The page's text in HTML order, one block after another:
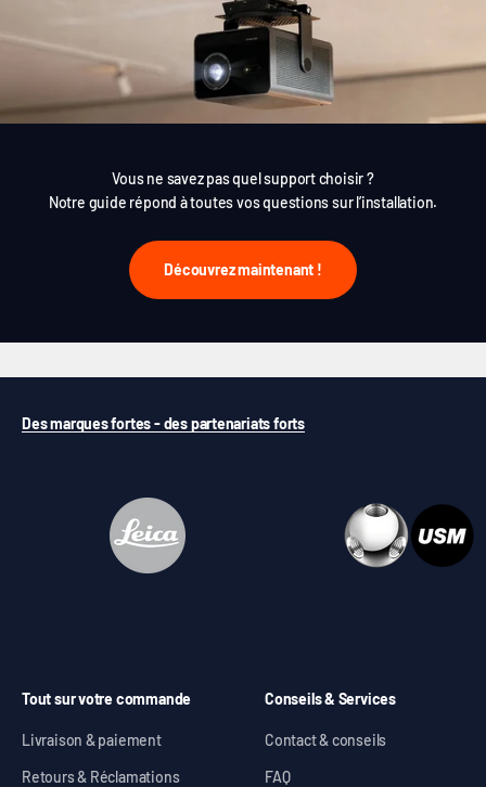
Vous ne savez pas quel support choisir ?
Notre guide répond à toutes vos questions sur l’installation.
Découvrez maintenant !
Des marques fortes - des partenariats forts
Tout sur votre commande
Livraison & paiement
Retours & Réclamations
Conseils & Services
Contact & conseils
FAQ